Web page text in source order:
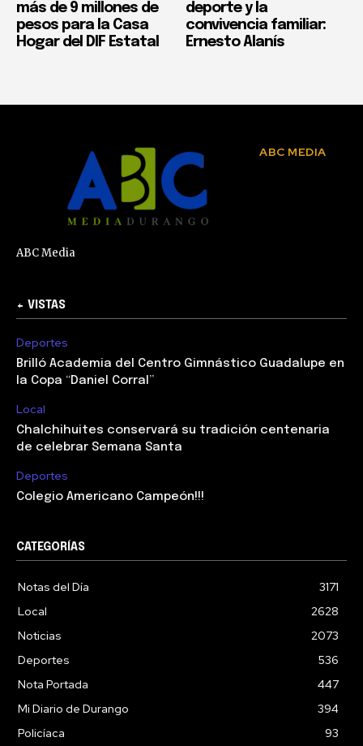
más de 9 millones de
pesos para la Casa
Hogar del DIF Estatal
deporte y la
convivencia familiar:
Ernesto Alanís
ABC MEDIA
ABC Media
+ VISTAS
Deportes
Brilló Academia del Centro Gimnástico Guadalupe en
la Copa “Daniel Corral”
Local
Chalchihuites conservará su tradición centenaria
de celebrar Semana Santa
Deportes
Colegio Americano Campeón!!!
CATEGORÍAS
Notas del Día
3171
Local
2628
Noticias
2073
Deportes
536
Nota Portada
447
Mi Diario de Durango
394
Policíaca
93